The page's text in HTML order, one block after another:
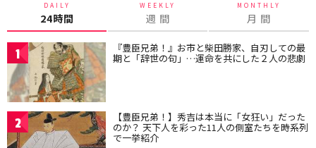
DAILY
24時間
WEEKLY
週 間
MONTHLY
月 間
1 『豊臣兄弟！』お市と柴田勝家、自刃しての最
期と「辞世の句」…運命を共にした２人の悲劇
2 【豊臣兄弟！】秀吉は本当に「女狂い」だった
のか？ 天下人を彩った11人の側室たちを時系列
で一挙紹介